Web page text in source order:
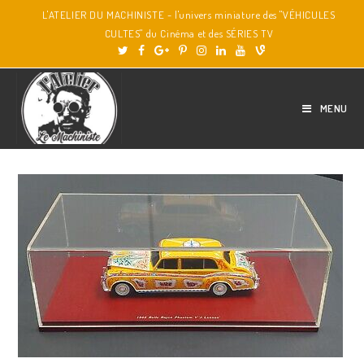
L'ATELIER DU MACHINISTE - l'univers miniature des "VÉHICULES
CULTES" du Cinéma et des SÉRIES TV
MENU